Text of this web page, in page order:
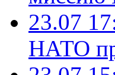
23.07
НАТО